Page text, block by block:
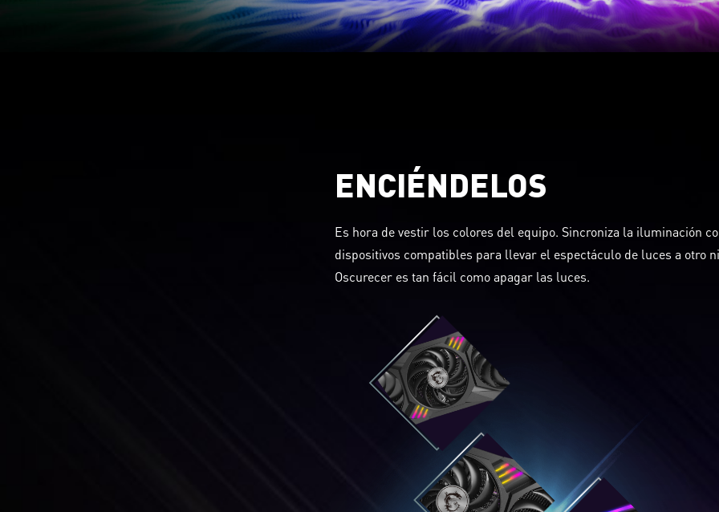
ENCIÉNDELOS
Es hora de vestir los colores del equipo. Sincroniza la iluminación
dispositivos compatibles para llevar el espectáculo de luces a otro
Oscurecer es tan fácil como apagar las luces.